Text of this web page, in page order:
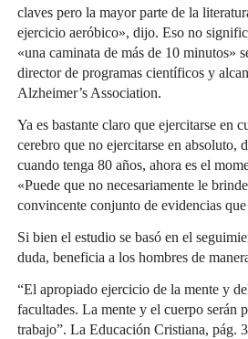
claves pero la mayor parte de la
ejercicio aeróbico», dijo. Eso no
«una caminata de más de 10 minutos»
director de programas científicos y
Alzheimer’s Association.
Ya es bastante claro que ejercitarse en
cerebro que no ejercitarse en absoluto,
cuando tenga 80 años, ahora es el
«Puede que no necesariamente le
convincente conjunto de evidencias
Si bien el estudio se basó en el
duda, beneficia a los hombres de
“El apropiado ejercicio de la mente y
facultades. La mente y el cuerpo serán
trabajo”. La Educación Cristiana, pág.